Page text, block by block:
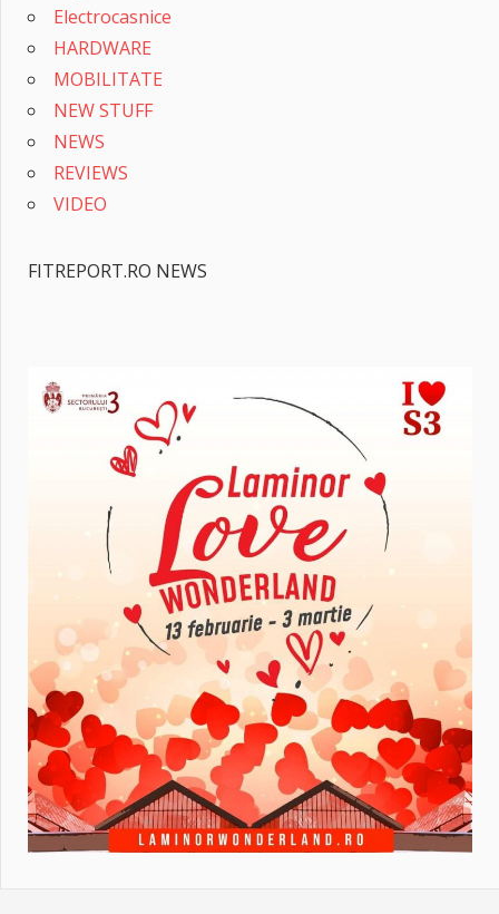
Electrocasnice
HARDWARE
MOBILITATE
NEW STUFF
NEWS
REVIEWS
VIDEO
FITREPORT.RO NEWS